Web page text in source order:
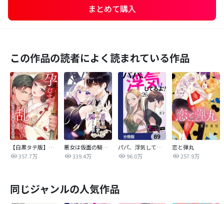
まとめて購入
この作品の読者によく読まれている作品
【白黒タテ版】孕むまで乱れいけ～身代わり花嫁と軍服の猛愛
357.7万
悪女は仮面の騎士に騙されない
339.4万
パパ、浮気してるよ？娘と二人でクズ夫を捨てます【分冊版】
96.0万
恋と弾丸
257.9万
同じジャンルの人気作品